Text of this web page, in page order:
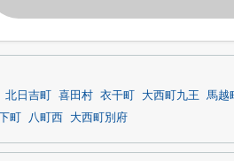
北日吉町 喜田村 衣干町 大西町九王 馬越町
町 八町西 大西町別府